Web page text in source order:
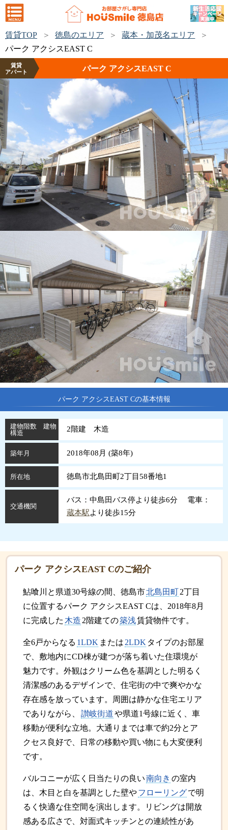
賃貸TOP 徳島のエリア
蔵本・加茂名エリア
パーク アクシスEAST C
賃貸
アパート
パーク アクシスEAST C
パーク アクシスEAST Cの基本情報
建物階数 建物
構造
2階建 木造
築年月 2018年08月 (築8年)
所在地 徳島市北島田町2丁目58番地1
交通機関
バス：中島田バス停より徒歩6分 電車：
蔵本駅より徒歩15分
パーク アクシスEAST Cのご紹介
鮎喰川と県道30号線の間、徳島市北島田町2丁目
に位置するパーク アクシスEAST Cは、2018年8月
に完成した 木造 2階建ての築浅賃貸物件です。
全6戸からなる 1LDK または 2LDK タイプのお部屋
で、敷地内にCD棟が建つが落ち着いた住環境が
魅力です。外観はクリーム色を基調とした明るく
清潔感のあるデザインで、住宅街の中で爽やかな
存在感を放っています。周囲は静かな住宅エリア
でありながら、
讃岐街道や県道1号線に近く、車
移動が便利な立地。大通りまでは車で約2分とア
クセス良好で、日常の移動や買い物にも大変便利
です。
バルコニーが広く日当たりの良い南向き の室内
は、木目と白を基調とした壁やフローリングで明
るく快適な住空間を演出します。リビングは開放
感ある広さで、対面式キッチンとの連続性があ